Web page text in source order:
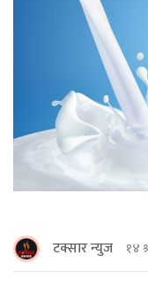
टक्सार न्युज १४